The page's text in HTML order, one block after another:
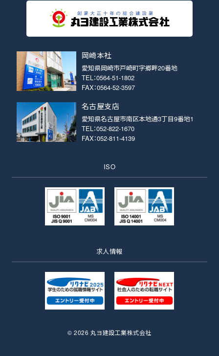
岡崎本社
愛知県岡崎市戸崎町字郷畔20番地
TEL：0564-51-1802
FAX：0564-52-3597
名古屋支店
愛知県名古屋市南区本地通3丁目9番地1
TEL：052-822-1670
FAX：052-811-4139
ISO
求人情報
©2026 丸ヨ建設工業株式会社